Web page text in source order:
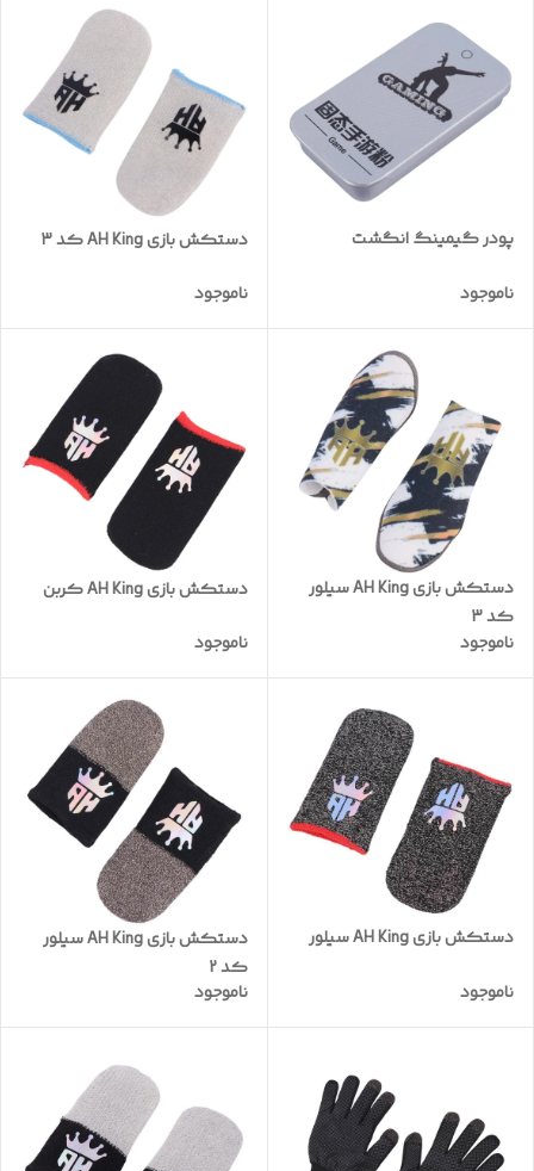
پودر گیمینگ انگشت
ناموجود
دستکش بازی AH King کد 3
ناموجود
دستکش بازی AH King سیلور
کد 3
ناموجود
دستکش بازی AH King کربن
ناموجود
دستکش بازی AH King سیلور
ناموجود
دستکش بازی AH King سیلور
کد 2
ناموجود